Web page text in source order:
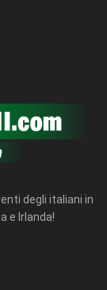
degli italiani in
e Irlanda!